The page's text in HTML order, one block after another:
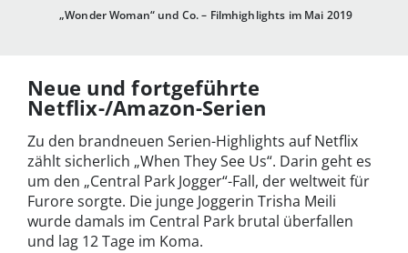
„Wonder Woman“ und Co. – Filmhighlights im Mai 2019
Neue und fortgeführte
Netflix-/Amazon-Serien
Zu den brandneuen Serien-Highlights auf Netflix
zählt sicherlich „When They See Us“. Darin geht es
um den „Central Park Jogger“-Fall, der weltweit für
Furore sorgte. Die junge Joggerin Trisha Meili
wurde damals im Central Park brutal überfallen
und lag 12 Tage im Koma.